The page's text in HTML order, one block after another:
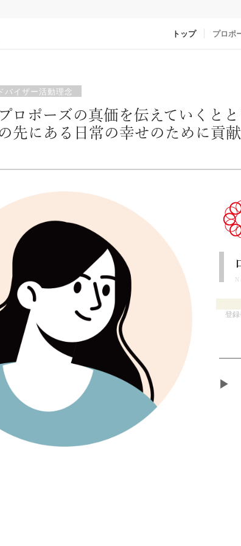
トップ プロポ
バイザー活動理念
ロポーズの真価を伝えていくとと
先にある日常の幸せのために貢献
登録
▶︎